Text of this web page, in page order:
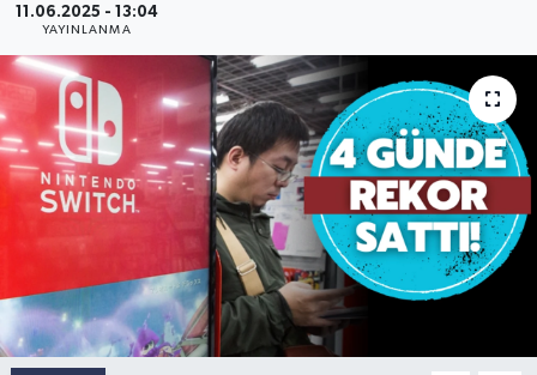
11.06.2025 - 13:04
YAYINLANMA